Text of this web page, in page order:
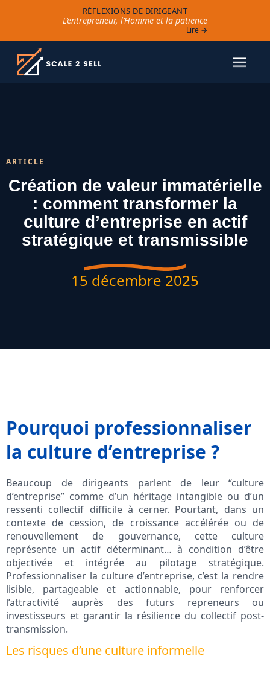
RÉFLEXIONS DE DIRIGEANT
L’entrepreneur, l’Homme et la patience
Lire →
ARTICLE
Création de valeur immatérielle
: comment transformer la
culture d’entreprise en actif
stratégique et transmissible
15 décembre 2025
Pourquoi professionnaliser
la culture d’entreprise ?
Beaucoup de dirigeants parlent de leur “culture
d’entreprise” comme d’un héritage intangible ou d’un
ressenti collectif difficile à cerner. Pourtant, dans un
contexte de cession, de croissance accélérée ou de
renouvellement de gouvernance, cette culture
représente un actif déterminant… à condition d’être
objectivée et intégrée au pilotage stratégique.
Professionnaliser la culture d’entreprise, c’est la rendre
lisible, partageable et actionnable, pour renforcer
l’attractivité auprès des futurs repreneurs ou
investisseurs et garantir la résilience du collectif post-
transmission.
Les risques d’une culture informelle